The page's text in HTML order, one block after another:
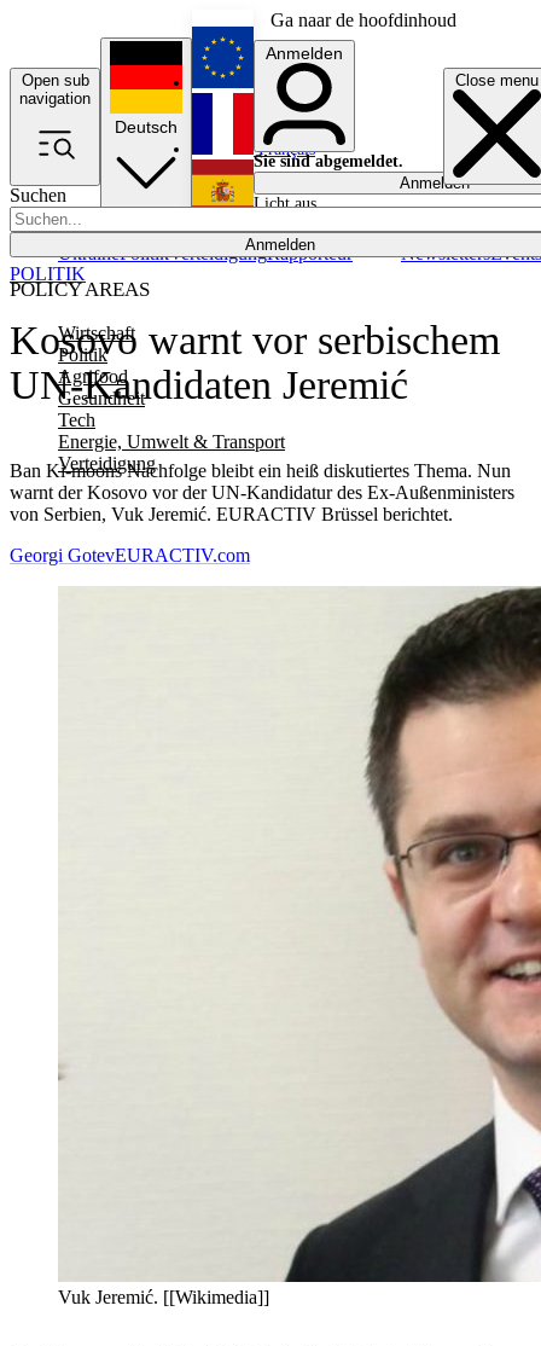
Ga naar de hoofdinhoud
Open sub
navigation
Close menu
Suchen
Anmelden
POLICY AREAS
Wirtschaft
Politik
Agrifood
Gesundheit
Tech
Energie, Umwelt & Transport
Verteidigung
UkrainePolitikVerteidigungRapporteur NewslettersEvents
Deutsch
English
Français
Anmelden
Sie sind abgemeldet.
Anmelden
Licht aus
Kosovo warnt vor serbischem
UN-Kandidaten Jeremić
Ban Ki-moons Nachfolge bleibt ein heiß diskutiertes Thema. Nun
warnt der Kosovo vor der UN-Kandidatur des Ex-Außenministers
von Serbien, Vuk Jeremić. EURACTIV Brüssel berichtet.
POLITIK
Georgi GotevEURACTIV.com
Vuk Jeremić. [[Wikimedia]]